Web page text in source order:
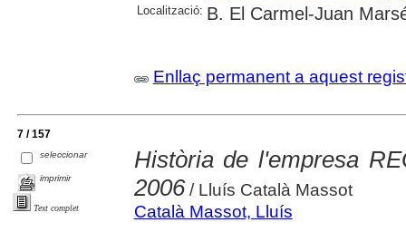
Localització: B. El Carmel-Juan
Enllaç permanent a aquest
7 / 157
seleccionar
imprimir
Text complet
Història de l'empresa
2006/ Lluís Català Massot
Català Massot, Lluís